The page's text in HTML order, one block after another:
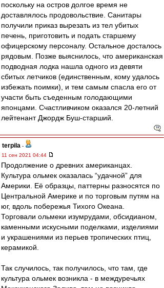
поскольку на остров долгое время не
доставлялось продовольствие. Санитары
получили приказ вырезать из тел убитых
печень, приготовить и подать старшему
офицерскому персоналу. Остальное досталось
рядовым. Позже выяснилось, что американская
подводная лодка нашла одного из девяти
сбитых летчиков (единственным, кому удалось
избежать поимки), и тем самым спасла его от
участи быть съеденным голодающими
японцами. Счастливчиком оказался 20-летний
лейтенант Джордж Буш-старший.
terpila -
11 сен 2021 04:44
Продолжение о древних американцах.
Культура ольмек оказалась “удачной” для
Америки. Её образцы, паттерны разносятся по
Центральной Америке и по торговым путям на
юг, вдоль побережья Тихого Океана.
Торговали ольмеки изумрудами, обсидианом,
каменными искусными поделками, изделиями
и украшениями из перьев тропических птиц,
керамикой.
Так случилось, так получилось, что там, где
культура ольмек возникла - в междуречьях